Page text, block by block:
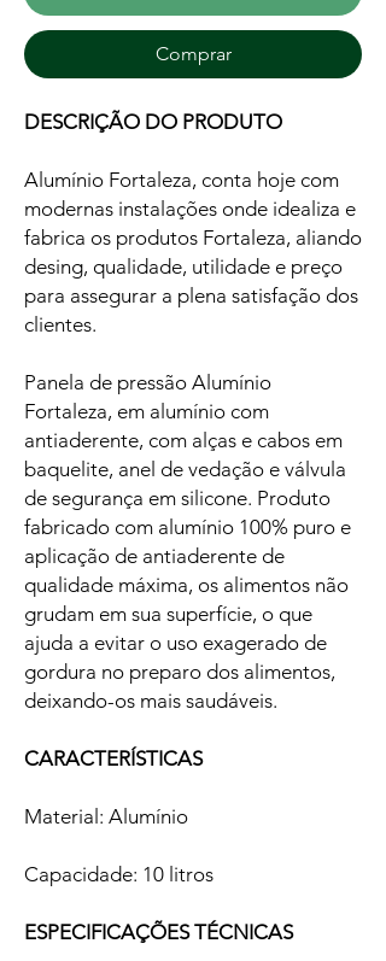
Comprar
DESCRIÇÃO DO PRODUTO
Alumínio Fortaleza, conta hoje com
modernas instalações onde idealiza e
fabrica os produtos Fortaleza, aliando
desing, qualidade, utilidade e preço
para assegurar a plena satisfação dos
clientes.
Panela de pressão Alumínio
Fortaleza, em alumínio com
antiaderente, com alças e cabos em
baquelite, anel de vedação e válvula
de segurança em silicone. Produto
fabricado com alumínio 100% puro e
aplicação de antiaderente de
qualidade máxima, os alimentos não
grudam em sua superfície, o que
ajuda a evitar o uso exagerado de
gordura no preparo dos alimentos,
deixando-os mais saudáveis.
CARACTERÍSTICAS
Material: Alumínio
Capacidade: 10 litros
ESPECIFICAÇÕES TÉCNICAS